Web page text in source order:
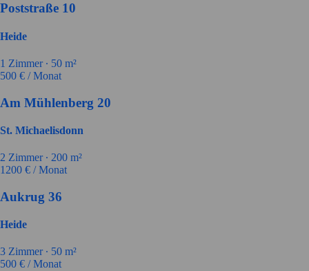
Poststraße 10
Heide
1 Zimmer ∙ 50 m²
500 € / Monat
Am Mühlenberg 20
St. Michaelisdonn
2 Zimmer ∙ 200 m²
1200 € / Monat
Aukrug 36
Heide
3 Zimmer ∙ 50 m²
500 € / Monat